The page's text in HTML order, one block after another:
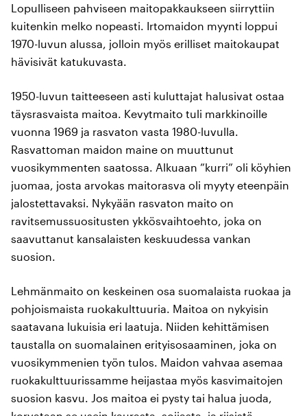
Lopulliseen pahviseen maitopakkaukseen siirryttiin
kuitenkin melko nopeasti. Irtomaidon myynti loppui
1970-luvun alussa, jolloin myös erilliset maitokaupat
hävisivät katukuvasta.
1950-luvun taitteeseen asti kuluttajat halusivat ostaa
täysrasvaista maitoa. Kevytmaito tuli markkinoille
vuonna 1969 ja rasvaton vasta 1980-luvulla.
Rasvattoman maidon maine on muuttunut
vuosikymmenten saatossa. Alkuaan ”kurri” oli köyhien
juomaa, josta arvokas maitorasva oli myyty eteenpäin
jalostettavaksi. Nykyään rasvaton maito on
ravitsemussuositusten ykkösvaihtoehto, joka on
saavuttanut kansalaisten keskuudessa vankan
suosion.
Lehmänmaito on keskeinen osa suomalaista ruokaa ja
pohjoismaista ruokakulttuuria. Maitoa on nykyisin
saatavana lukuisia eri laatuja. Niiden kehittämisen
taustalla on suomalainen erityisosaaminen, joka on
vuosikymmenien työn tulos. Maidon vahvaa asemaa
ruokakulttuurissamme heijastaa myös kasvimaitojen
suosion kasvu. Jos maitoa ei pysty tai halua juoda,